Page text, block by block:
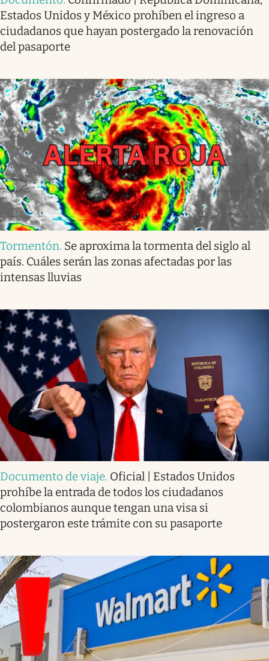
Estados Unidos y México prohíben el ingreso a
ciudadanos que hayan postergado la renovación
del pasaporte
Tormentón. Se aproxima la tormenta del siglo al
país. Cuáles serán las zonas afectadas por las
intensas lluvias
Documento de viaje. Oficial | Estados Unidos
prohíbe la entrada de todos los ciudadanos
colombianos aunque tengan una visa si
postergaron este trámite con su pasaporte